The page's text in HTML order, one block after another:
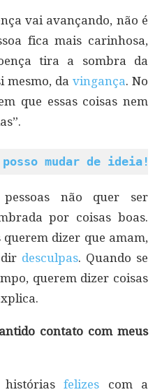
vai avançando, não é
fica mais carinhosa,
tira a sombra da
mesmo, da vingança. No
que essas coisas nem
mudar de ideia!
não quer ser
por coisas boas.
dizer que amam,
desculpas. Quando se
querem dizer coisas
contato com meus
históriasfelizes com a